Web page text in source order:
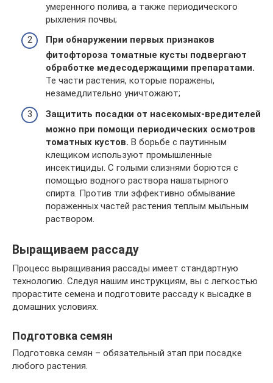
умеренного полива, а также периодического
рыхления почвы;
При обнаружении первых признаков
фитофтороза томатные кусты подвергают
обработке медесодержащими препаратами.
Те части растения, которые поражены,
незамедлительно уничтожают;
Защитить посадки от насекомых-вредителей
можно при помощи периодических осмотров
томатных кустов. В борьбе с паутинным
клещиком используют промышленные
инсектициды. С голыми слизнями борются с
помощью водного раствора нашатырного
спирта. Против тли эффективно обмывание
пораженных частей растения теплым мыльным
раствором.
Выращиваем рассаду
Процесс выращивания рассады имеет стандартную
технологию. Следуя нашим инструкциям, вы с легкостью
прорастите семена и подготовите рассаду к высадке в
домашних условиях.
Подготовка семян
Подготовка семян – обязательный этап при посадке
любого растения.